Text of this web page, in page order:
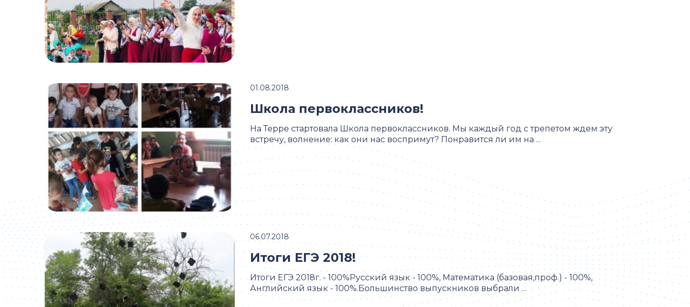
На Терре стартовала Школа первоклассников. Мы каждый год с трепетом ждем эту
встречу, волнение: как они нас воспримут? Понравится ли им на ...
Школа первоклассников!
01.08.2018
Итоги ЕГЭ 2018г. - 100%Русский язык - 100%, Математика (базовая,проф.) - 100%,
Английский язык - 100%.Большинство выпускников выбрали ...
Итоги ЕГЭ 2018!
06.07.2018